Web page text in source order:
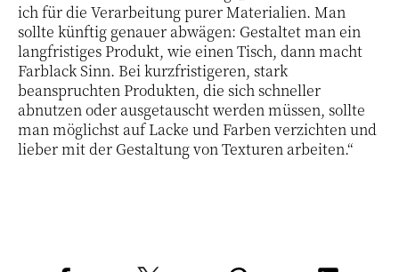
ich für die Verarbeitung purer Materialien. Man
sollte künftig genauer abwägen: Gestaltet man ein
langfristiges Produkt, wie einen Tisch, dann macht
Farblack Sinn. Bei kurzfristigeren, stark
beanspruchten Produkten, die sich schneller
abnutzen oder ausgetauscht werden müssen, sollte
man möglichst auf Lacke und Farben verzichten und
lieber mit der Gestaltung von Texturen arbeiten.“